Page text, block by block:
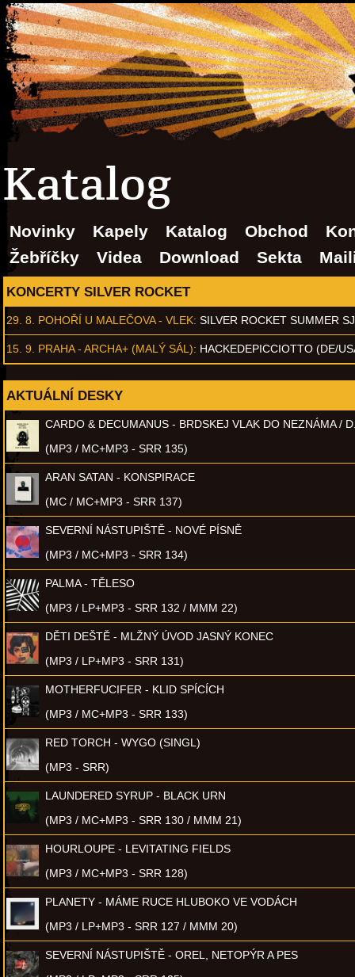
Katalog
Novinky Kapely Katalog Obchod
Žebříčky
Videa Download Sekta
KONCERTY SILVER ROCKET
29. 8. POHOŘÍ U MALEČOVA - VLEK: SILVER ROCKET SUMMER
15. 9. PRAHA - ARCHA+ (MALÝ SÁL): HACKEDEPICCIOTTO (DE/
AKTUÁLNÍ DESKY
CARDO & DECUMANUS - BRDSKEJ VLAK DO NEZNÁMA /
(MP3 / MC+MP3 - SRR 135)
ARAN SATAN - KONSPIRACE
(MC / MC+MP3 - SRR 137)
SEVERNÍ NÁSTUPIŠTĚ - NOVÉ PÍSNĚ
(MP3 / MC+MP3 - SRR 134)
PALMA - TĚLESO
(MP3 / LP+MP3 - SRR 132 / MMM 22)
DĚTI DEŠTĚ - MLŽNÝ ÚVOD JASNÝ KONEC
(MP3 / LP+MP3 - SRR 131)
MOTHERFUCIFER - KLID SPÍCÍCH
(MP3 / MC+MP3 - SRR 133)
RED TORCH - WYGO (SINGL)
(MP3 - SRR)
LAUNDERED SYRUP - BLACK URN
(MP3 / MC+MP3 - SRR 130 / MMM 21)
HOURLOUPE - LEVITATING FIELDS
(MP3 / MC+MP3 - SRR 128)
PLANETY - MÁME RUCE HLUBOKO VE VODÁCH
(MP3 / LP+MP3 - SRR 127 / MMM 20)
SEVERNÍ NÁSTUPIŠTĚ - OREL, NETOPÝR A PES